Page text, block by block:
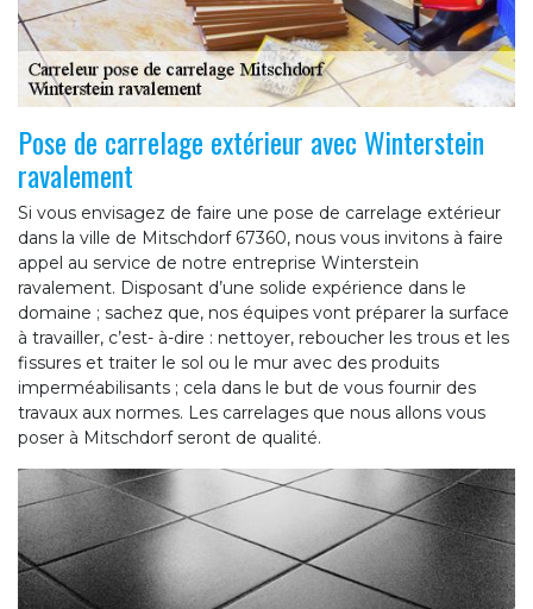
Pose de carrelage extérieur avec Winterstein
ravalement
Si vous envisagez de faire une pose de carrelage extérieur
dans la ville de Mitschdorf 67360, nous vous invitons à faire
appel au service de notre entreprise Winterstein
ravalement. Disposant d’une solide expérience dans le
domaine ; sachez que, nos équipes vont préparer la surface
à travailler, c’est- à-dire : nettoyer, reboucher les trous et les
fissures et traiter le sol ou le mur avec des produits
imperméabilisants ; cela dans le but de vous fournir des
travaux aux normes. Les carrelages que nous allons vous
poser à Mitschdorf seront de qualité.